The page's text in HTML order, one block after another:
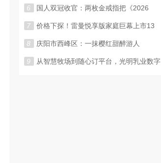
6 国人双冠收官：两枚金戒指把《2026
7 价格下探！雷曼悦享版家庭巨幕上市13
8 庆阳市西峰区：一抹樱红甜醉游人
9 从智慧牧场到随心订平台，光明乳业数字